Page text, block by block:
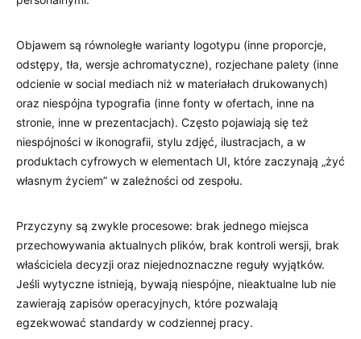
Objawem są równoległe warianty logotypu (inne proporcje,
odstępy, tła, wersje achromatyczne), rozjechane palety (inne
odcienie w social mediach niż w materiałach drukowanych)
oraz niespójna typografia (inne fonty w ofertach, inne na
stronie, inne w prezentacjach). Często pojawiają się też
niespójności w ikonografii, stylu zdjęć, ilustracjach, a w
produktach cyfrowych w elementach UI, które zaczynają „żyć
własnym życiem” w zależności od zespołu.
Przyczyny są zwykle procesowe: brak jednego miejsca
przechowywania aktualnych plików, brak kontroli wersji, brak
właściciela decyzji oraz niejednoznaczne reguły wyjątków.
Jeśli wytyczne istnieją, bywają niespójne, nieaktualne lub nie
zawierają zapisów operacyjnych, które pozwalają
egzekwować standardy w codziennej pracy.